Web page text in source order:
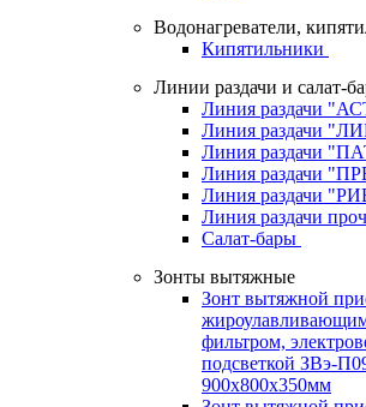
Водонагреватели,
Кипятильники
Линии раздачи и салат-
Линия раздачи
Линия раздачи
Линия раздачи
Линия раздачи
Линия раздачи
Линия раздачи
Салат-бары
Зонты вытяжные
Зонт вытяжной
фильтром,
подсветкой ЗВэ-
900х800х350мм